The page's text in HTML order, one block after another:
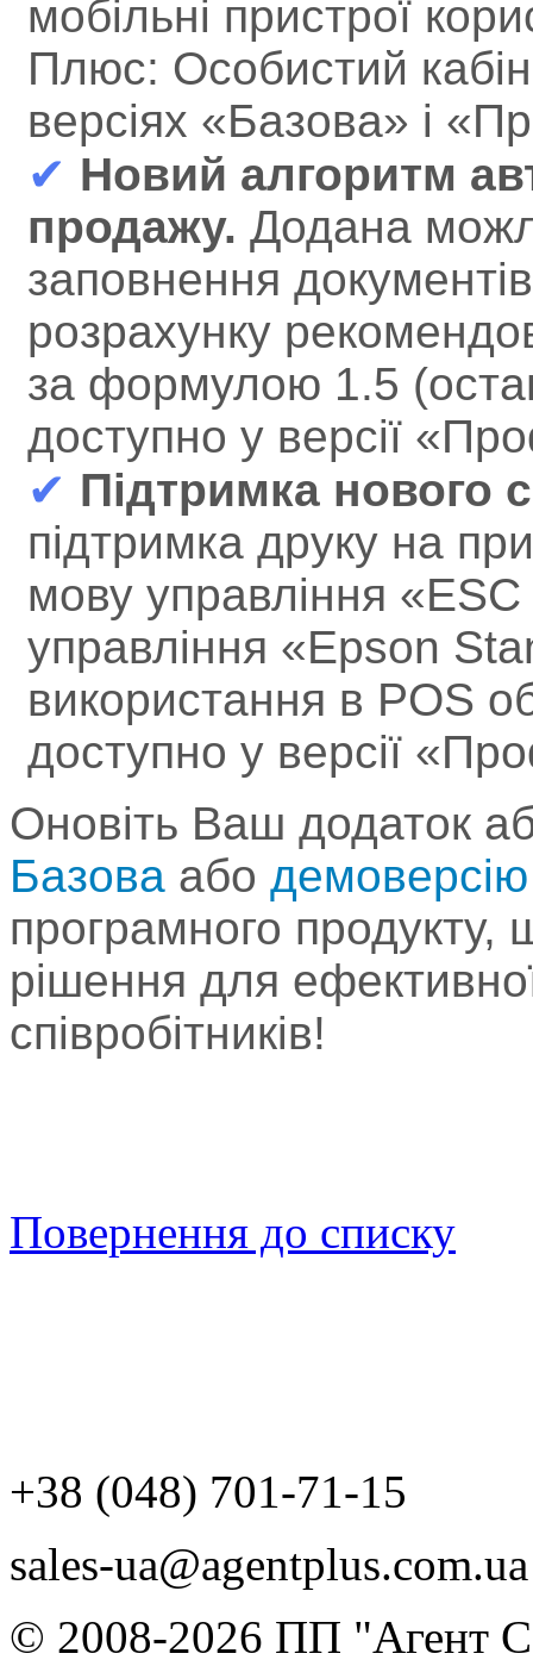
мобільні пристрої
Плюс: Особистий
версіях «Базова» і
✔ Новий алгоритм
продажу. Додана
заповнення
розрахунку
за формулою 1.5
доступно у версії
✔ Підтримка нового
підтримка друку на
мову управління
управління «Epson
використання в POS
доступно у версії
Оновіть Ваш додаток
Базова або
програмного продукту,
рішення для
співробітників!
Повернення до списку
+38 (048) 701-71-15
sales-ua@agentplus.com.ua
© 2008-2026 ПП "Агент